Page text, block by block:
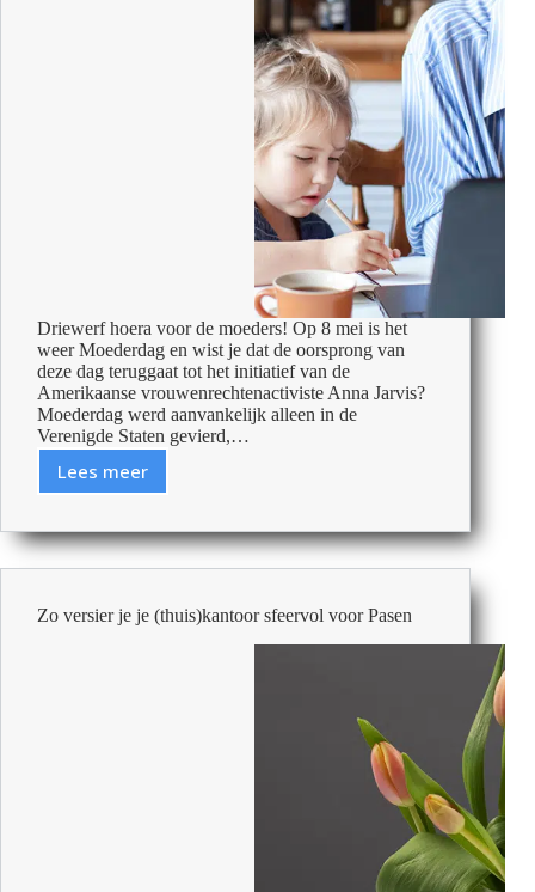
Driewerf hoera voor de moeders! Op 8 mei is het
weer Moederdag en wist je dat de oorsprong van
deze dag teruggaat tot het initiatief van de
Amerikaanse vrouwenrechtenactiviste Anna Jarvis?
Moederdag werd aanvankelijk alleen in de
Verenigde Staten gevierd,…
Lees meer
Elke
Moederdag:
waarom
bedrijven
moeders
Zo versier je je (thuis)kantoor sfeervol voor Pasen